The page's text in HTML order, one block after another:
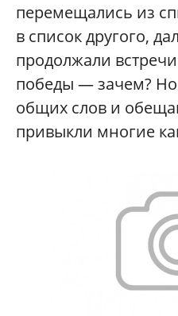
перемещались из
в список другого,
продолжали
победы — зачем?
общих слов и
привыкли многие